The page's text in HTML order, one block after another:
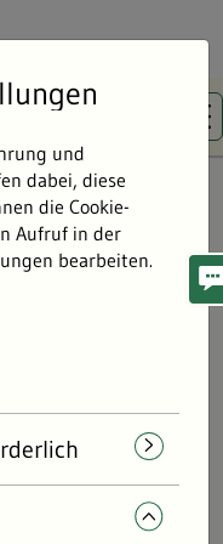
©
und
dabei, diese
die Cookie-
Aufruf in der
bearbeiten.